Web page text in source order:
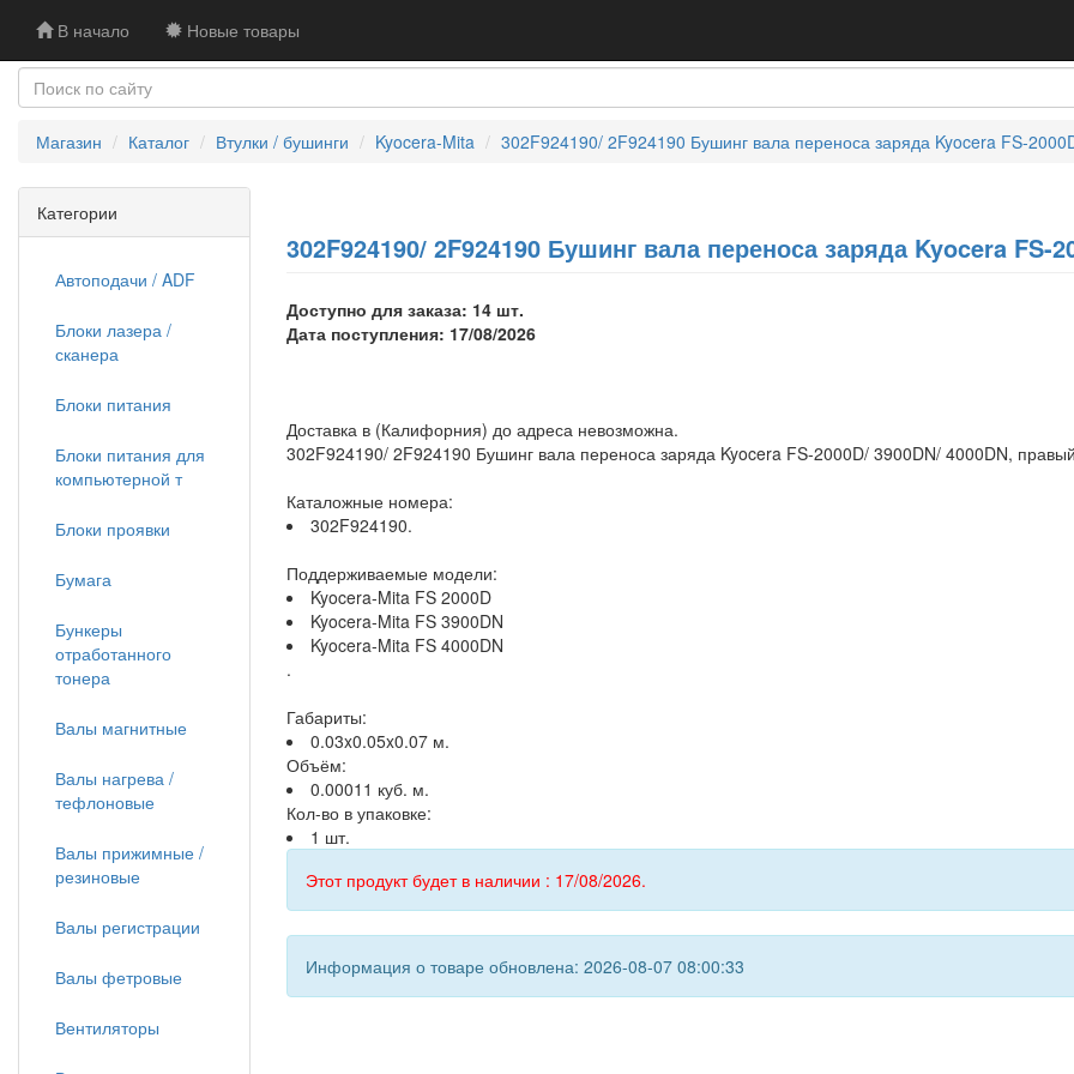
В начало Новые товары
Магазин Каталог Втулки / бушинги Kyocera-Mita 302F924190/ 2F924190 Бушинг вала переноса заряда Kyocera FS-
302F924190/ 2F924190 Бушинг вала переноса заряда Kyocera FS-
Доступно для заказа: 14 шт.
Дата поступления: 17/08/2026
Доставка в (Калифорния) до адреса невозможна.
302F924190/ 2F924190 Бушинг вала переноса заряда Kyocera FS-2000D/ 3900DN/ 4000DN,
Каталожные номера:
302F924190.
Поддерживаемые модели:
Kyocera-Mita FS 2000D
Kyocera-Mita FS 3900DN
Kyocera-Mita FS 4000DN
.
Габариты:
0.03x0.05x0.07 м.
Объём:
0.00011 куб. м.
Кол-во в упаковке:
1 шт.
Этот продукт будет в наличии : 17/08/2026.
Информация о товаре обновлена: 2026-08-07 08:00:33
Категории
Автоподачи / ADF
Блоки лазера /
сканера
Блоки питания
Блоки питания для
компьютерной т
Блоки проявки
Бумага
Бункеры
отработанного
тонера
Валы магнитные
Валы нагрева /
тефлоновые
Валы прижимные /
резиновые
Валы регистрации
Валы фетровые
Вентиляторы